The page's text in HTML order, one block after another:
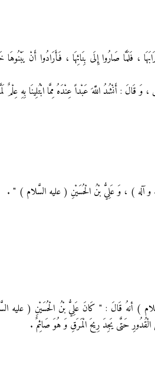
، فَلَمَّا صَارُوا إِلَى بِنَائِهَا ، فَأَرَادُوا أَنْ
قَالَ : أَنْشُدُ اللَّهَ عَبْداً عِنْدَهُ مِمَّا ابْتُلِينَا بِهِ عِلْمٌ
آله ) ، وَ عَلِيُّ بْنُ الْحُسَيْنِ ( عليه السَّلام ) " .
) أنهُ قَالَ : " كَانَ عَلِيُّ بْنُ الْحُسَيْنِ ( عليه
حَتَّى يَجِدَ رِيحَ الْمَرَقِ وَ هُوَ صَائِمٌ .